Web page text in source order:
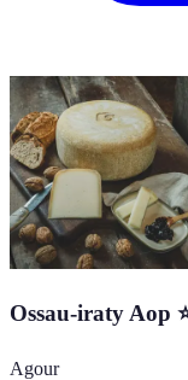
Ossau-iraty Aop
Agour